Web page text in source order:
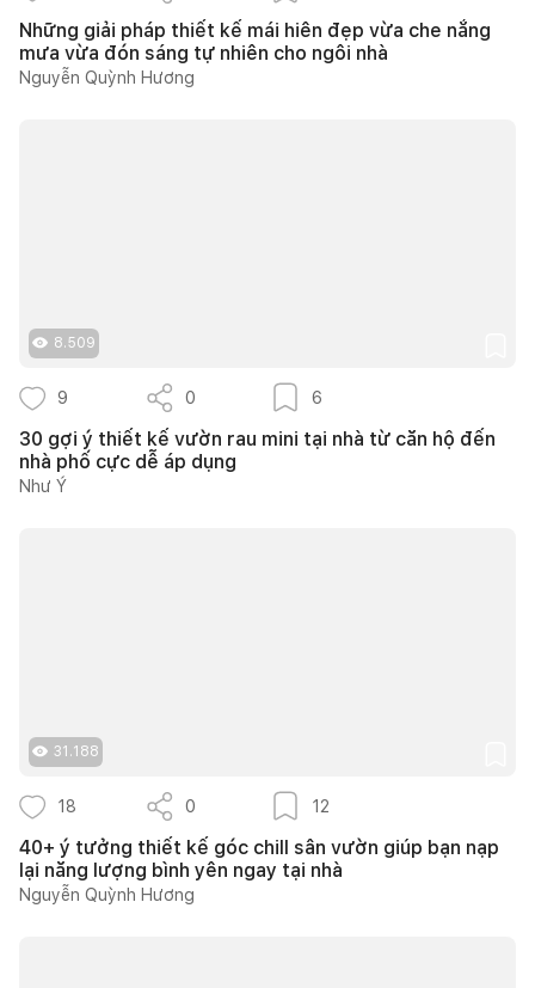
Những giải pháp thiết kế mái hiên đẹp vừa che nắng
mưa vừa đón sáng tự nhiên cho ngôi nhà
Nguyễn Quỳnh Hương
8.509
9 0 6
30 gợi ý thiết kế vườn rau mini tại nhà từ căn hộ đến
nhà phố cực dễ áp dụng
Như Ý
31.188
18 0 12
40+ ý tưởng thiết kế góc chill sân vườn giúp bạn nạp
lại năng lượng bình yên ngay tại nhà
Nguyễn Quỳnh Hương